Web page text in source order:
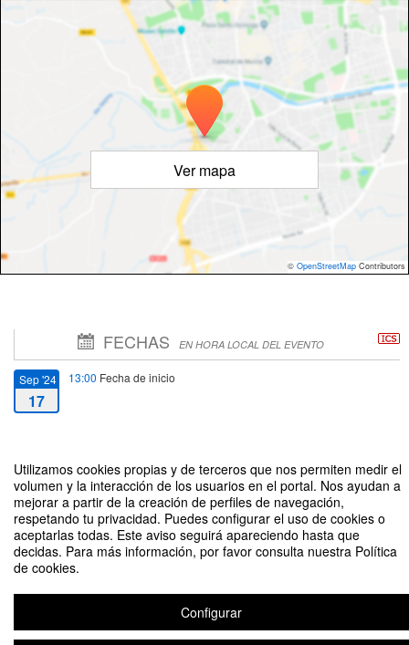
Utilizamos cookies propias y de terceros que nos permiten medir el
volumen y la interacción de los usuarios en el portal. Nos ayudan a
mejorar a partir de la creación de perfiles de navegación,
respetando tu privacidad. Puedes configurar el uso de cookies o
aceptarlas todas. Este aviso seguirá apareciendo hasta que
decidas. Para más información, por favor consulta nuestra Política
de cookies.
Configurar
Ver mapa
© OpenStreetMap Contributors
FECHAS EN HORA LOCAL DEL EVENTO
Sep '24
17
13:00 Fecha de inicio
17
Seminario EMC3: Un atlas interactivo para estudiar el cambio climático y
Aviso legal|Contacto Plataforma de organización de eventos Symposium